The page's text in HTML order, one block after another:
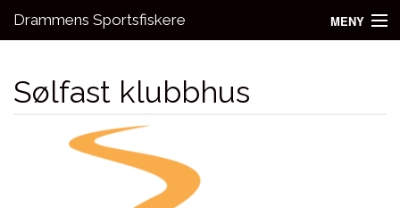
Drammens Sportsfiskere MENY
Aktivitetsgrupper
Sølfast klubbhus